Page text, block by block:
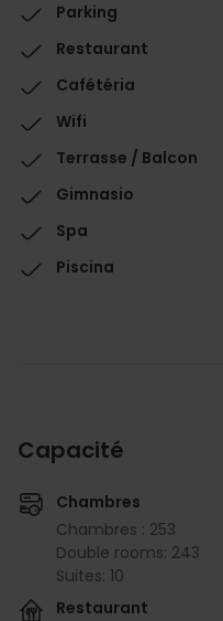
Parking
Restaurant
Cafétéria
Wifi
Terrasse / Balcon
Gimnasio
Spa
Piscina
Capacité
Chambres
Chambres : 253
Double rooms: 243
Suites: 10
Restaurant